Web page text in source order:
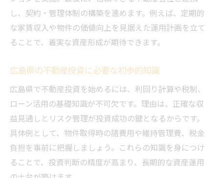
術
広島県における不動産投資のリスクと対策を考
える
リスク軽減のための不動産売買対策ポイン
ト
収益物件投資で想定すべき広島特有の課題
不動産売買経験者が実践するリスク管理術
運用リスクを抑える不動産売買の工夫
広島の不動産投資で失敗しないための心得
効率的な投資計画を立てるための市場動向の見
し、契約・管理体制の構築を進めます。例えば、定期的
な家賃収入や物件の価値向上を見据えた運用計画を立て
ることで、着実な資産形成が期待できます。
広島県の不動産投資に必要な初歩的知識
広島県で不動産投資を始めるには、利回り計算や税制、
ローン活用の基礎知識が不可欠です。理由は、正確な収
益見通しとリスク管理が投資成功の鍵となるからです。
具体例として、物件取得時の諸費用や維持管理費、税金
負担を事前に把握しましょう。これらの知識を身につけ
ることで、投資判断の精度が高まり、長期的な資産運用